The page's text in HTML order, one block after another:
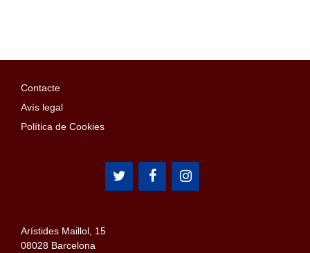
Contacte
Avís legal
Política de Cookies
Arístides Maillol, 15
08028 Barcelona